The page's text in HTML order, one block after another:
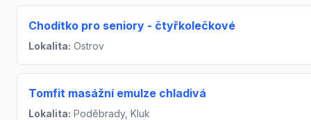
Chodítko pro seniory - čtyřkolečkové
Lokalita: Ostrov
Tomfit masážní emulze chladivá
Lokalita: Poděbrady, Kluk